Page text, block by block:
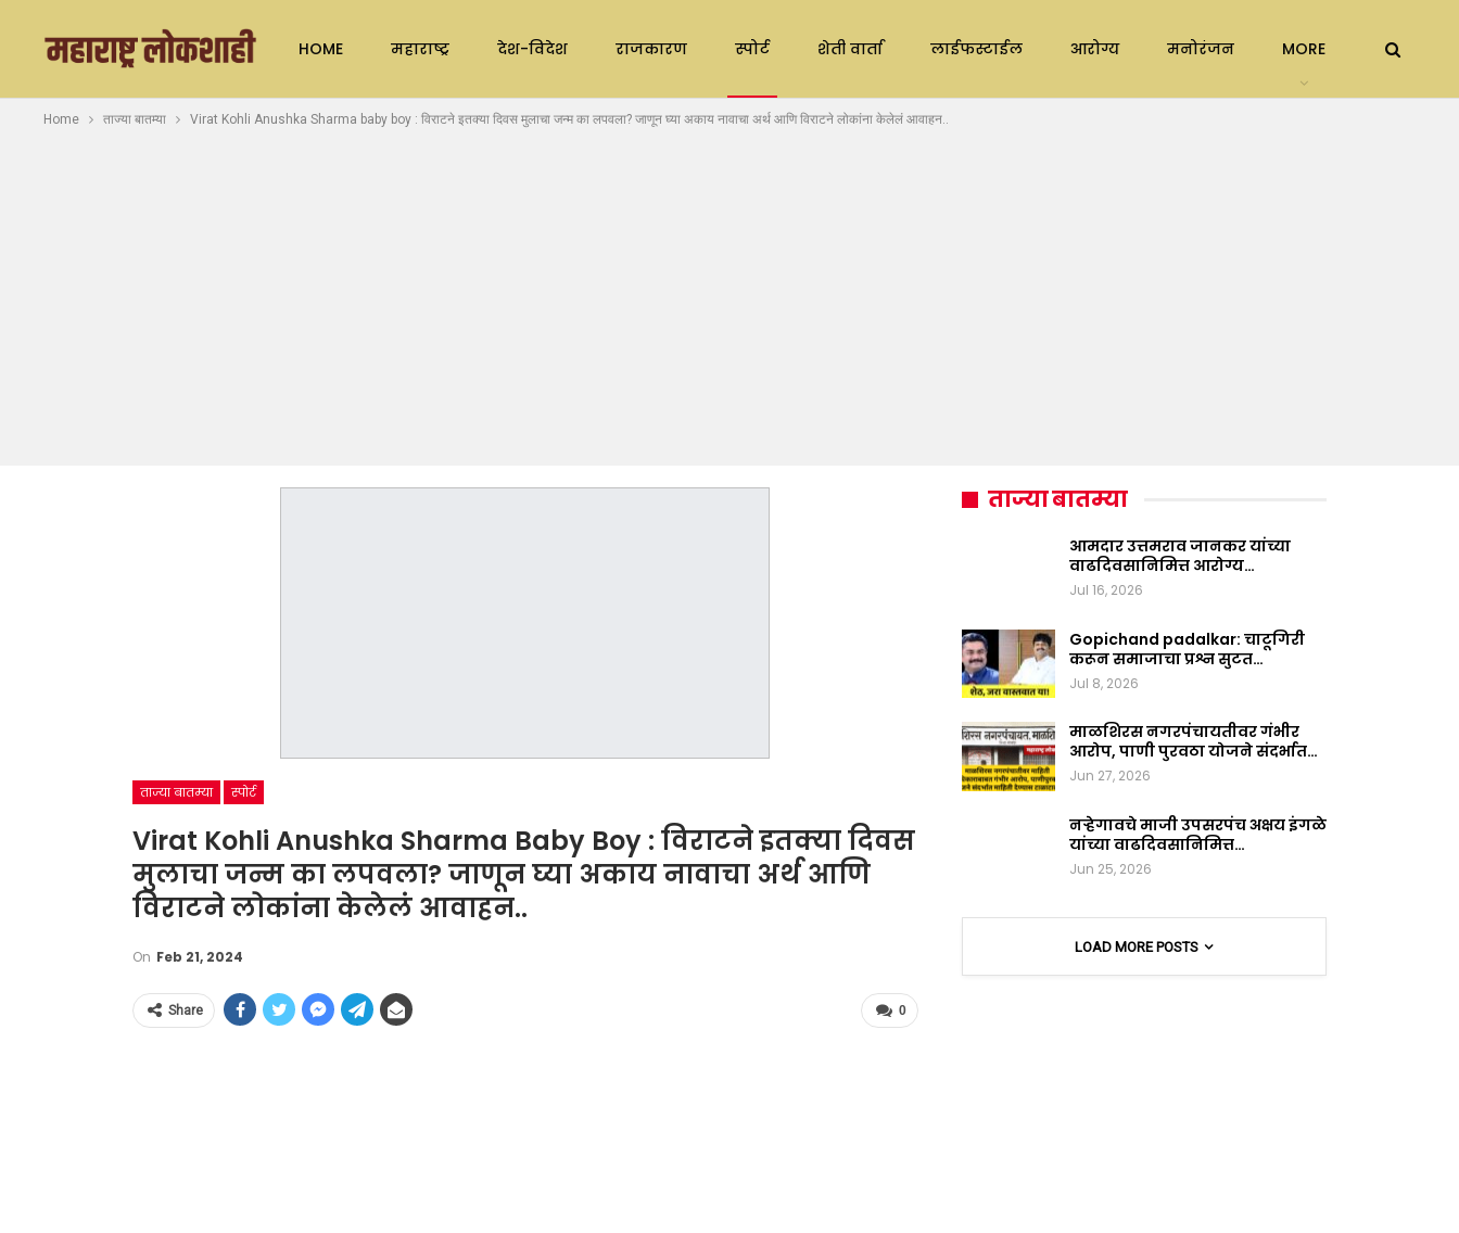
HOME महाराष्ट्र देश-विदेश राजकारण स्पोर्ट शेती वार्ता लाईफस्टाईल आरोग्य मनोरंजन MORE
Home ताज्या बातम्या Virat Kohli Anushka Sharma baby boy : विराटने इतक्या दिवस मुलाचा जन्म का लपवला? जाणून घ्या अकाय नावाचा अर्थ आणि विराटने लोकांना केलेलं आवाहन..
ताज्या बातम्या स्पोर्ट
Virat Kohli Anushka Sharma Baby Boy : विराटने इतक्या दिवस
मुलाचा जन्म का लपवला? जाणून घ्या अकाय नावाचा अर्थ आणि
विराटने लोकांना केलेलं आवाहन..
On Feb 21, 2024
0
Share
ताज्या बातम्या
आमदार उत्तमराव जानकर यांच्या
वाढदिवसानिमित्त आरोग्य…
Jul 16, 2026
Gopichand padalkar: चाटूगिरी
करून समाजाचा प्रश्न सुटत…
Jul 8, 2026
माळशिरस नगरपंचायतीवर गंभीर
आरोप, पाणी पुरवठा योजने संदर्भात…
Jun 27, 2026
नऱ्हेगावचे माजी उपसरपंच अक्षय इंगळे
यांच्या वाढदिवसानिमित्त…
Jun 25, 2026
LOAD MORE POSTS